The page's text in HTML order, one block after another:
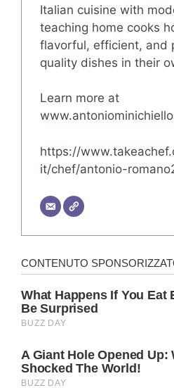
Italian cuisine with
teaching home cooks
flavorful, efficient, and
quality dishes in their
Learn more at
https://
it/chef/antonio-